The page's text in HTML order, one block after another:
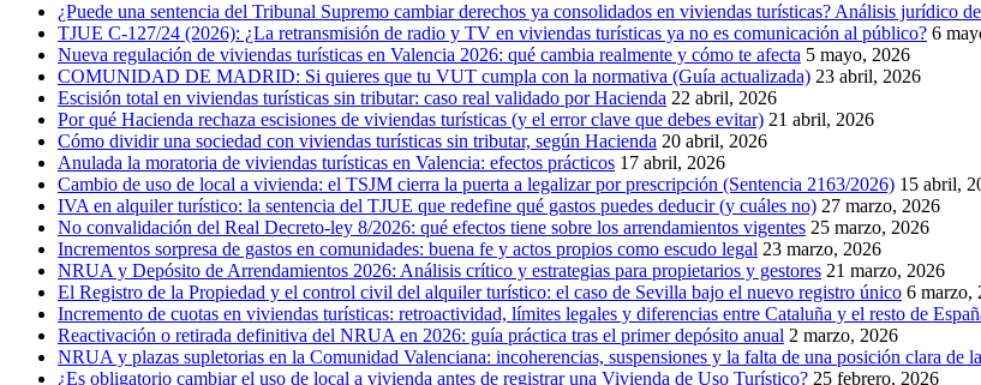
¿Puede una sentencia del Tribunal Supremo cambiar derechos ya consolidados en viviendas turísticas? Análisis jurídico
TJUE C-127/24 (2026): ¿La retransmisión de radio y TV en viviendas turísticas ya no es comunicación al público? 6
Nueva regulación de viviendas turísticas en Valencia 2026: qué cambia realmente y cómo te afecta 5 mayo, 2026
COMUNIDAD DE MADRID: Si quieres que tu VUT cumpla con la normativa (Guía actualizada) 23 abril, 2026
Escisión total en viviendas turísticas sin tributar: caso real validado por Hacienda 22 abril, 2026
Por qué Hacienda rechaza escisiones de viviendas turísticas (y el error clave que debes evitar) 21 abril, 2026
Cómo dividir una sociedad con viviendas turísticas sin tributar, según Hacienda 20 abril, 2026
Anulada la moratoria de viviendas turísticas en Valencia: efectos prácticos 17 abril, 2026
Cambio de uso de local a vivienda: el TSJM cierra la puerta a legalizar por prescripción (Sentencia 2163/2026) 15 abril,
IVA en alquiler turístico: la sentencia del TJUE que redefine qué gastos puedes deducir (y cuáles no) 27 marzo, 2026
No convalidación del Real Decreto-ley 8/2026: qué efectos tiene sobre los arrendamientos vigentes 25 marzo, 2026
Incrementos sorpresa de gastos en comunidades: buena fe y actos propios como escudo legal 23 marzo, 2026
NRUA y Depósito de Arrendamientos 2026: Análisis crítico y estrategias para propietarios y gestores 21 marzo, 2026
El Registro de la Propiedad y el control civil del alquiler turístico: el caso de Sevilla bajo el nuevo registro único 6 marzo,
Incremento de cuotas en viviendas turísticas: retroactividad, límites legales y diferencias entre Cataluña y el resto de
Reactivación o retirada definitiva del NRUA en 2026: guía práctica tras el primer depósito anual 2 marzo, 2026
NRUA y plazas supletorias en la Comunidad Valenciana: incoherencias, suspensiones y la falta de una posición clara de
¿Es obligatorio cambiar el uso de local a vivienda antes de registrar una Vivienda de Uso Turístico? 25 febrero, 2026